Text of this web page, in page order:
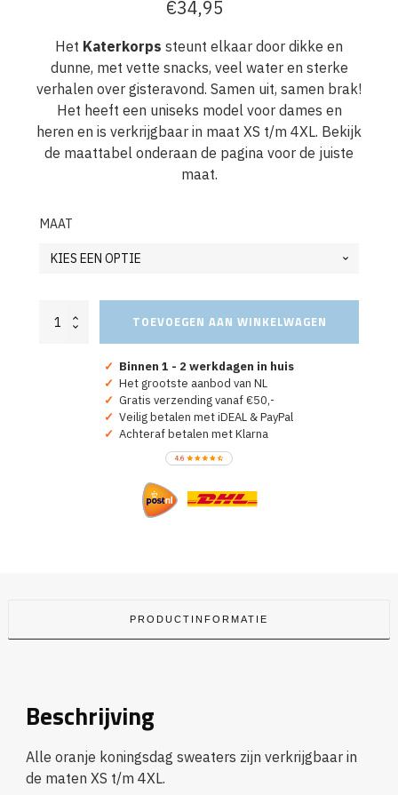
€34,95
Het Katerkorps steunt elkaar door dikke en
dunne, met vette snacks, veel water en sterke
verhalen over gisteravond. Samen uit, samen brak!
Het heeft een uniseks model voor dames en
heren en is verkrijgbaar in maat XS t/m 4XL. Bekijk
de maattabel onderaan de pagina voor de juiste
maat.
MAAT
Oranje
Koningsdag
TOEVOEGEN AAN WINKELWAGEN
✓ Binnen 1 - 2 werkdagen in huis
✓ Het grootste aanbod van NL
✓ Gratis verzending vanaf €50,-
✓ Veilig betalen met iDEAL & PayPal
✓ Achteraf betalen met Klarna
PRODUCTINFORMATIE
Beschrijving
Alle oranje koningsdag sweaters zijn verkrijgbaar in
de maten XS t/m 4XL.